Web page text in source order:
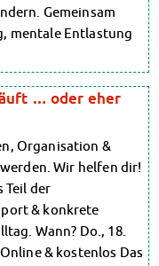
Gemeinsam
mentale Entlastung
… oder eher
Organisation &
Wir helfen dir!
Teil der
& konkrete
Wann? Do., 18.
& kostenlos Das